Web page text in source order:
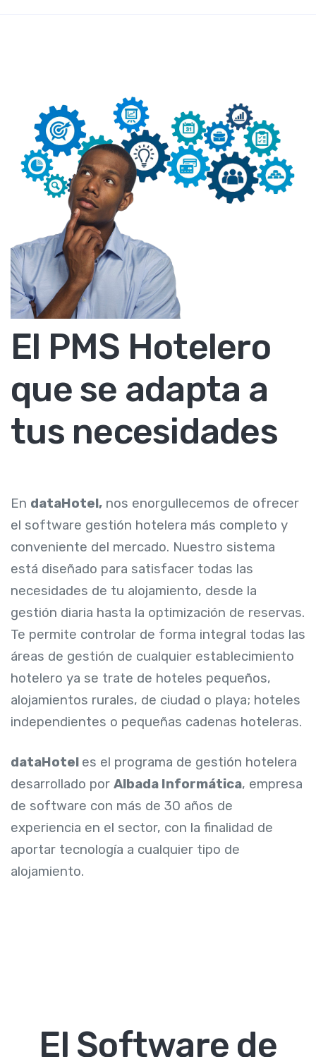
El PMS Hotelero
que se adapta a
tus necesidades
En dataHotel, nos enorgullecemos de ofrecer
el software gestión hotelera más completo y
conveniente del mercado. Nuestro sistema
está diseñado para satisfacer todas las
necesidades de tu alojamiento, desde la
gestión diaria hasta la optimización de reservas.
Te permite controlar de forma integral todas las
áreas de gestión de cualquier establecimiento
hotelero ya se trate de hoteles pequeños,
alojamientos rurales, de ciudad o playa; hoteles
independientes o pequeñas cadenas hoteleras.
dataHotel es el programa de gestión hotelera
desarrollado por Albada Informática, empresa
de software con más de 30 años de
experiencia en el sector, con la finalidad de
aportar tecnología a cualquier tipo de
alojamiento.
El Software de